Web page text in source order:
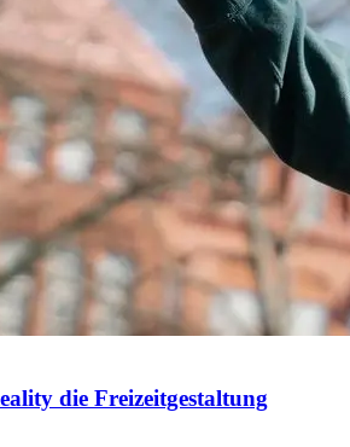
die Freizeitgestaltung